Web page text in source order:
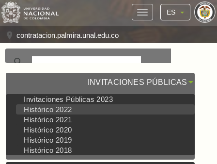
ES
contratacion.palmira.unal.edu.co
INVITACIONES PÚBLICAS
Invitaciones Públicas 2023
Histórico 2022
Histórico 2021
Histórico 2020
Histórico 2019
Histórico 2018